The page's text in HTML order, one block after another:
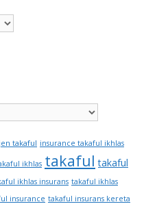
takaful insurance takaful ikhlas
ikhlas takaful takaful
ikhlas insurans takaful ikhlas
insurance takaful insurans kereta